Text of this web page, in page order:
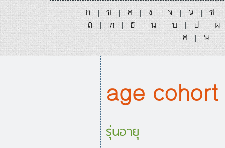
ก | ข | ค | ง | จ | ฉ | ช |
ถ | ท | ธ | น | บ | ป |
ผ
ศ
| ษ |
age cohort
รุ่นอายุ